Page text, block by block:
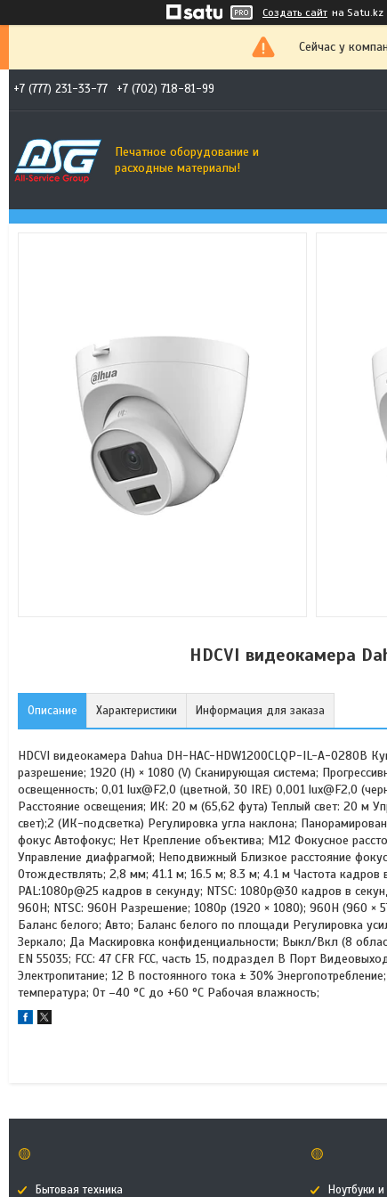
Создать сайт на Satu.kz
Сейчас у
+7 (777) 231-33-77 +7 (702) 718-81-99
Печатное оборудование и
расходные материалы!
HDCVI видеокамера
Описание Характеристики Информация для заказа
HDCVI видеокамера Dahua DH-HAC-HDW1200CLQP-IL-A-0280B
разрешение; 1920 (H) × 1080 (V) Сканирующая система;
освещенность; 0,01 lux@F2,0 (цветной, 30 IRE) 0,001 lux@F2,0
Расстояние освещения; ИК: 20 м (65,62 фута) Теплый свет: 20 м
свет);2 (ИК-подсветка) Регулировка угла наклона;
фокус Автофокус; Нет Крепление объектива; М12 Фокусное
Управление диафрагмой; Неподвижный Близкое расстояние
Отождествлять; 2,8 мм; 41.1 м; 16.5 м; 8.3 м; 4.1 м Частота кадров
PAL:1080p@25 кадров в секунду; NTSC: 1080p@30 кадров в
960H; NTSC: 960H Разрешение; 1080p (1920 × 1080); 960H (960
Баланс белого; Авто; Баланс белого по площади Регулировка
Зеркало; Да Маскировка конфиденциальности; Выкл/Вкл (8
EN 55035; FCC: 47 CFR FCC, часть 15, подраздел B Порт
Электропитание; 12 В постоянного тока ± 30%
температура; От –40 °C до +60 °C Рабочая влажность;
🟡
Бытовая техника
🟡
Ноутбуки